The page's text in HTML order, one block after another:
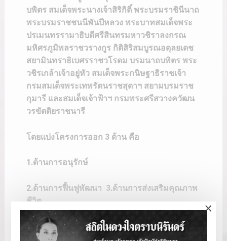
บพิตร สมเด็จพระนางเจ้าสิริกิติ์ พระบรมราชินีนาถ
พระบรมราชชนนีพันปีหลวง พระบาทสมเด็จพระ
ปรเมนทรรามาธิบดีศรีสินทรมหาวชิราลงกรณ
มหิศรภูมิพลราชวรางกูร กิติสิริสมบูรณอดุลยเดช
สยามินทราธิเบศรราชวโรดม บรมนาถบพิตร พระ
วชิรเกล้าเจ้าอยู่หัว สมเด็จพระกนิษฐาธิราชเจ้า
กรมสมเด็จพระเทพรัตนราชสุดาฯ สยามบรมราช
กุมารี และสมเด็จเจ้าฟ้าฯ กรมพระศรีสวางควัฒน
วรขัตติยราชนารี
โดยแบ่งโครงการออก 3 ด้าน คือ
1.ด้านการอนุรักษ์
2.ด้านการฟื้นฟูพัฒนา 3.ด้านการส่งเสริมคุณภาพ
ชีวิต
×